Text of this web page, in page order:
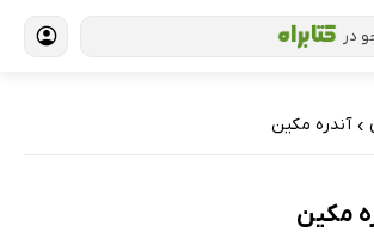
در
› آندره مکین
مکین